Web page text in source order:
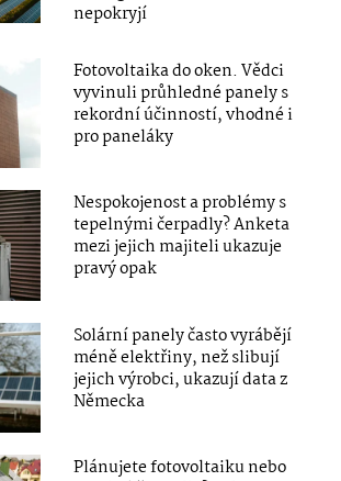
nepokryjí
Fotovoltaika do oken. Vědci
vyvinuli průhledné panely s
rekordní účinností, vhodné i
pro paneláky
Nespokojenost a problémy s
tepelnými čerpadly? Anketa
mezi jejich majiteli ukazuje
pravý opak
Solární panely často vyrábějí
méně elektřiny, než slibují
jejich výrobci, ukazují data z
Německa
Plánujete fotovoltaiku nebo